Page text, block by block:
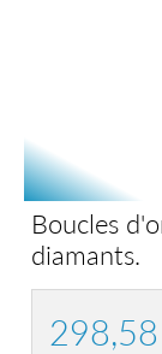
Boucles
diamants.